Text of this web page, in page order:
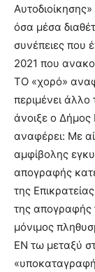
όσα μέσα
συνέπειες που
2021 που
ΤΟ «χορό»
περιμένει άλλο
άνοιξε ο
αναφέρει: Με
αμφίβολης
απογραφής
της
της απογραφής
μόνιμος
ΕΝ τω μεταξύ